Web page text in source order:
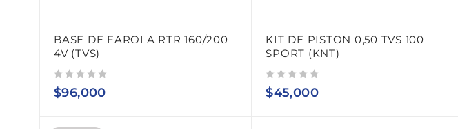
BASE DE FAROLA RTR 160/200
4V (TVS)
$96,000
KIT DE PISTON 0,50 TVS 100
SPORT (KNT)
$45,000